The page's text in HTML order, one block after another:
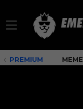
PREMIUM MEME